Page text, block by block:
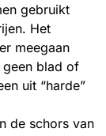
gebruikt
Het
meegaan
geen blad of
uit “harde”
de schors van